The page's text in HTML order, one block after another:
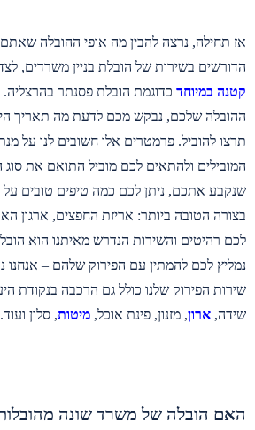
אז תחילה, נרצה להבין מה אופי ההובלה
הדורשים בשירות של הובלת בניין משרדים,
קטנה במיוחד כדוגמת הובלת פסנתר
ההובלה שלכם, נבקש מכם לדעת מה תאריך
תרצו להוביל. פרמטרים אלו חשובים לנו על
המובילים ולהתאים לכם מוביל התואם את
שנקבע אתכם, ניתן לכם כמה טיפים טובים על
בצורה הטובה ביותר: אריזת החפצים, ארגון
לכם רהיטים והשירות הנדרש מאיתנו הוא
נמליץ לכם להמתין עם הפירוק שלהם –
שירות הפירוק שלנו כולל גם הרכבה בנקודת
שידה, ארון, מזנון, פינת אוכל, מיטות, סלון ועוד.
האם הובלה של משרד שונה